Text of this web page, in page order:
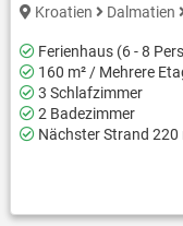
Kroatien Dalmatien
Ferienhaus (6 - 8
160 m² / Mehrere
3 Schlafzimmer
2 Badezimmer
Nächster Strand 220